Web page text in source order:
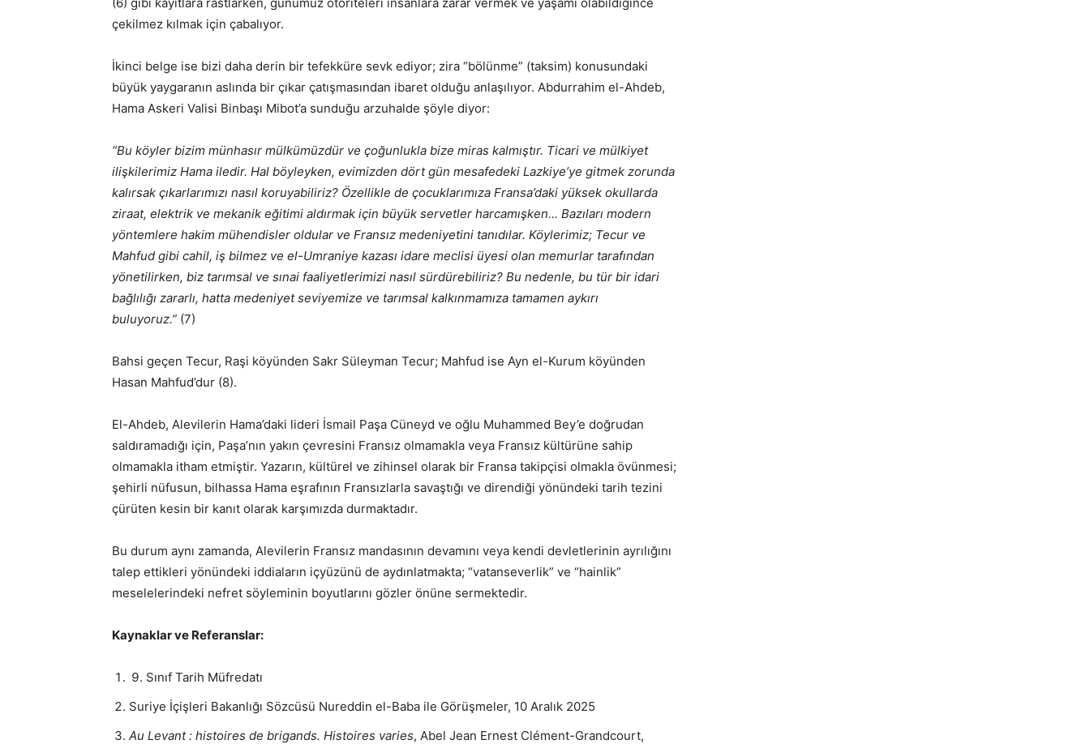
çekilmez kılmak için çabalıyor.
İkinci belge ise bizi daha derin bir tefekküre sevk ediyor; zira “bölünme” (taksim) konusundaki
büyük yaygaranın aslında bir çıkar çatışmasından ibaret olduğu anlaşılıyor. Abdurrahim el-Ahdeb,
Hama Askeri Valisi Binbaşı Mibot’a sunduğu arzuhalde şöyle diyor:
“Bu köyler bizim münhasır mülkümüzdür ve çoğunlukla bize miras kalmıştır. Ticari ve mülkiyet
ilişkilerimiz Hama iledir. Hal böyleyken, evimizden dört gün mesafedeki Lazkiye’ye gitmek zorunda
kalırsak çıkarlarımızı nasıl koruyabiliriz? Özellikle de çocuklarımıza Fransa’daki yüksek okullarda
ziraat, elektrik ve mekanik eğitimi aldırmak için büyük servetler harcamışken… Bazıları modern
yöntemlere hakim mühendisler oldular ve Fransız medeniyetini tanıdılar. Köylerimiz; Tecur ve
Mahfud gibi cahil, iş bilmez ve el-Umraniye kazası idare meclisi üyesi olan memurlar tarafından
yönetilirken, biz tarımsal ve sınai faaliyetlerimizi nasıl sürdürebiliriz? Bu nedenle, bu tür bir idari
bağlılığı zararlı, hatta medeniyet seviyemize ve tarımsal kalkınmamıza tamamen aykırı
buluyoruz.” (7)
Bahsi geçen Tecur, Raşi köyünden Sakr Süleyman Tecur; Mahfud ise Ayn el-Kurum köyünden
Hasan Mahfud’dur (8).
El-Ahdeb, Alevilerin Hama’daki lideri İsmail Paşa Cüneyd ve oğlu Muhammed Bey’e doğrudan
saldıramadığı için, Paşa’nın yakın çevresini Fransız olmamakla veya Fransız kültürüne sahip
olmamakla itham etmiştir. Yazarın, kültürel ve zihinsel olarak bir Fransa takipçisi olmakla övünmesi;
şehirli nüfusun, bilhassa Hama eşrafının Fransızlarla savaştığı ve direndiği yönündeki tarih tezini
çürüten kesin bir kanıt olarak karşımızda durmaktadır.
Bu durum aynı zamanda, Alevilerin Fransız mandasının devamını veya kendi devletlerinin ayrılığını
talep ettikleri yönündeki iddiaların içyüzünü de aydınlatmakta; “vatanseverlik” ve “hainlik”
meselelerindeki nefret söyleminin boyutlarını gözler önüne sermektedir.
Kaynaklar ve Referanslar:
Sınıf Tarih Müfredatı
Suriye İçişleri Bakanlığı Sözcüsü Nureddin el-Baba ile Görüşmeler, 10 Aralık 2025
Au Levant : histoires de brigands. Histoires varies, Abel Jean Ernest Clément-Grandcourt,